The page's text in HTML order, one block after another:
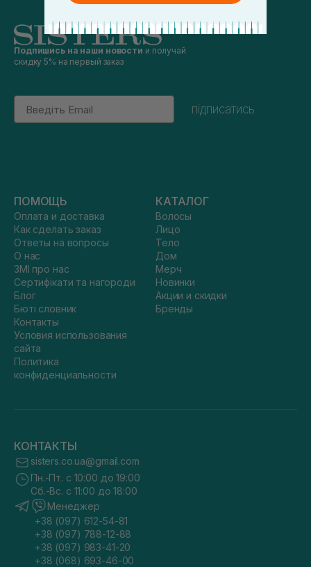
Подпишись на наши новости и получай
скидку 5% на первый заказ
Email
підписатись
ПОМОЩЬ
Оплата и доставка
Как сделать заказ
Ответы на вопросы
О нас
ЗМІ про нас
Сертифікати та нагороди
Блог
Бюті словник
Контакты
Условия использования
сайта
Политика
конфиденциальности
КАТАЛОГ
Волосы
Лицо
Тело
Дом
Мерч
Новинки
Акции и скидки
Бренды
КОНТАКТЫ
sisters.co.ua@gmail.com
Пн.-Пт. с 10:00 до 19:00
Сб.-Вс. с 11:00 до 18:00
Менеджер
+38 (097) 612-54-81
+38 (097) 788-12-88
+38 (097) 983-41-20
+38 (068) 693-46-00